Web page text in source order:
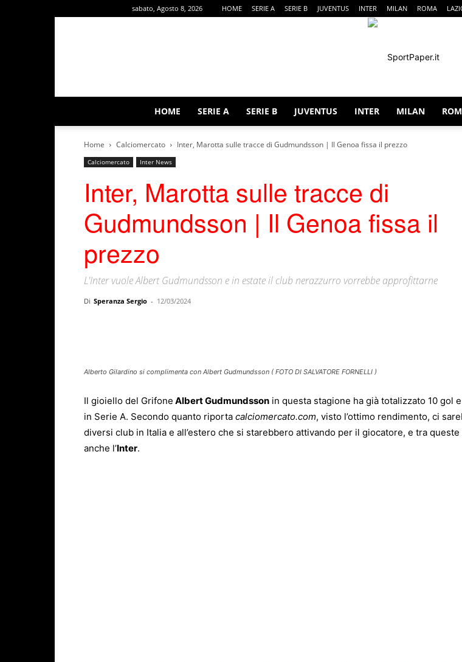
sabato, Agosto 8, 2026 HOME SERIE A SERIE B JUVENTUS INTER MILAN ROMA
HOME SERIE A SERIE B JUVENTUS INTER MILAN
Home Calciomercato Inter, Marotta sulle tracce di Gudmundsson | Il Genoa fissa il prezzo
Calciomercato Inter News
Inter, Marotta sulle tracce di
Gudmundsson | Il Genoa fissa il
prezzo
L'Inter vuole Albert Gudmundsson e in estate il club nerazzurro vorrebbe approfittarne
Di Speranza Sergio - 12/03/2024
Alberto Gilardino si complimenta con Albert Gudmundsson ( FOTO DI SALVATORE FORNELLI )
Il gioiello del Grifone Albert Gudmundsson in questa stagione ha già totalizzato 10 gol
in Serie A. Secondo quanto riporta calciomercato.com, visto l’ottimo rendimento, ci
diversi club in Italia e all’estero che si starebbero attivando per il giocatore, e tra
anche l’Inter.